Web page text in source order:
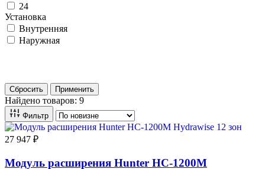
24
Установка
Внутренняя
Наружная
Сбросить
Применить
Найдено товаров: 9
Фильтр
27 947 ₽
Модуль расширения Hunter HC-1200M